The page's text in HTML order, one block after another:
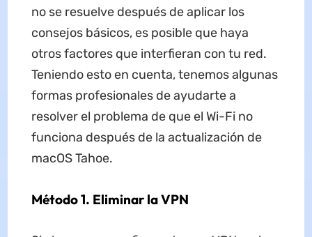
no se resuelve después de aplicar los
consejos básicos, es posible que haya
otros factores que interfieran con tu red.
Teniendo esto en cuenta, tenemos algunas
formas profesionales de ayudarte a
resolver el problema de que el Wi-Fi no
funciona después de la actualización de
macOS Tahoe.
Método 1. Eliminar la VPN